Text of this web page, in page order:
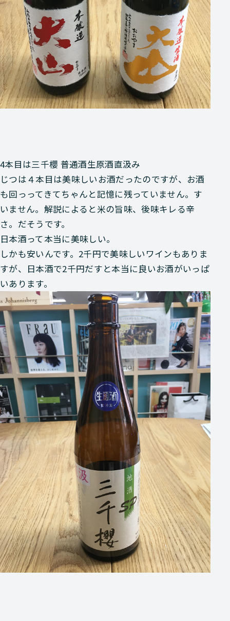
4本目は三千櫻 普通酒生原酒直汲み
じつは４本目は美味しいお酒だったのですが、お酒
も回っってきてちゃんと記憶に残っていません。す
いません。解説によると米の旨味、後味キレる辛
さ。だそうです。
日本酒って本当に美味しい。
しかも安いんです。2千円で美味しいワインもありま
すが、日本酒で2千円だすと本当に良いお酒がいっぱ
いあります。